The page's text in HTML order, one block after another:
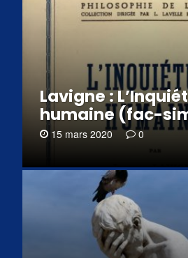
Lavigne :
humaine (fac-
15 mars 2020 0